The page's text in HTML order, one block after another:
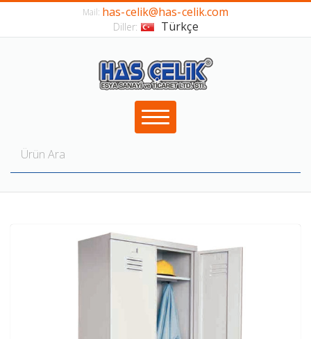
Mail: has-celik@has-celik.com
Diller: Türkçe